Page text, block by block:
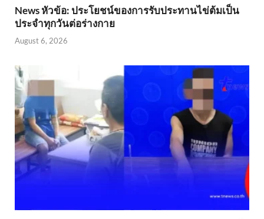
News หัวข้อ: ประโยชน์ของการรับประทานไข่ต้มเป็น
ประจำทุกวันต่อร่างกาย
August 6, 2026